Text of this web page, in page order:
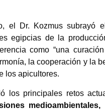
el Dr. Kozmus subrayó
egipcias de la
como “una
la cooperación y la
los apicultores.
los principales retos